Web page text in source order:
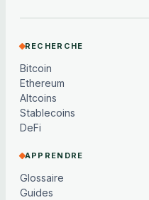
RECHERCHE
Bitcoin
Ethereum
Altcoins
Stablecoins
DeFi
APPRENDRE
Glossaire
Guides